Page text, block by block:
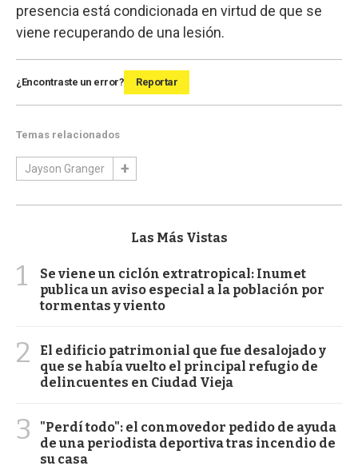
presencia está condicionada en virtud de que se
viene recuperando de una lesión.
¿Encontraste un error? Reportar
Temas relacionados
Jayson Granger
Las Más Vistas
1
Se viene un ciclón extratropical: Inumet
publica un aviso especial a la población por
tormentas y viento
2
El edificio patrimonial que fue desalojado y
que se había vuelto el principal refugio de
delincuentes en Ciudad Vieja
3
"Perdí todo": el conmovedor pedido de ayuda
de una periodista deportiva tras incendio de
su casa